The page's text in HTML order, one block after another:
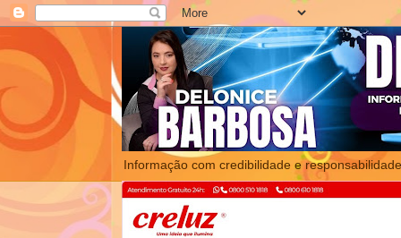
Informação com credibilidade e